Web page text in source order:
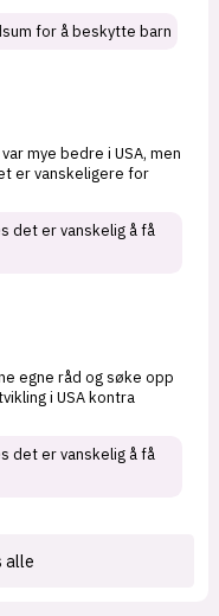
for å beskytte barn
mye bedre i USA, men
er vanskeligere for
det er vanskelig å få
egne råd og søke opp
i USA kontra
det er vanskelig å få
alle